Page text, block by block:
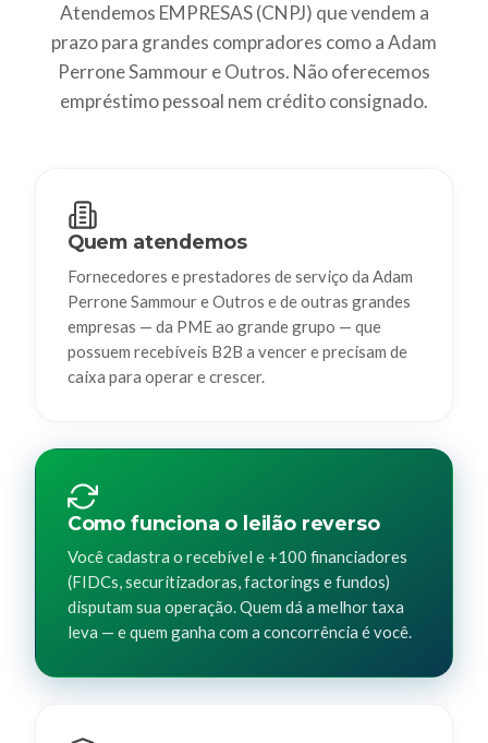
Atendemos EMPRESAS (CNPJ) que vendem a
prazo para grandes compradores como a Adam
Perrone Sammour e Outros. Não oferecemos
empréstimo pessoal nem crédito consignado.
Quem atendemos
Fornecedores e prestadores de serviço da Adam
Perrone Sammour e Outros e de outras grandes
empresas — da PME ao grande grupo — que
possuem recebíveis B2B a vencer e precisam de
caixa para operar e crescer.
Como funciona o leilão reverso
Você cadastra o recebível e +100 financiadores
(FIDCs, securitizadoras, factorings e fundos)
disputam sua operação. Quem dá a melhor taxa
leva — e quem ganha com a concorrência é você.